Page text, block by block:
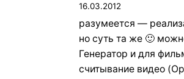
16.03.2012
разумеется —
но суть та же 🙂
Генератор и для
считывание видео